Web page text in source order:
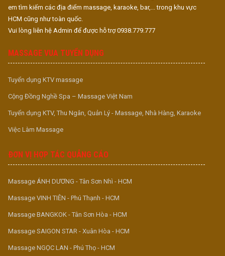
em tìm kiếm các địa điểm massage, karaoke, bar,... trong khu vực
HCM cũng như toàn quốc.
Vui lòng liên hệ Admin để được hỗ trợ 0938.779.777
MASSAGE VUA TUYỂN DỤNG
Tuyển dụng KTV massage
Cộng Đồng Nghề Spa – Massage Việt Nam
Tuyển dụng KTV, Thu Ngân, Quản Lý - Massage, Nhà Hàng, Karaoke
Việc Làm Massage
ĐƠN VỊ HỢP TÁC QUẢNG CÁO
Massage ÁNH DƯƠNG - Tân Sơn Nhì - HCM
Massage VINH TIÊN - Phú Thạnh - HCM
Massage BANGKOK - Tân Sơn Hòa - HCM
Massage SAIGON STAR - Xuân Hòa - HCM
Massage NGỌC LAN - Phú Thọ - HCM